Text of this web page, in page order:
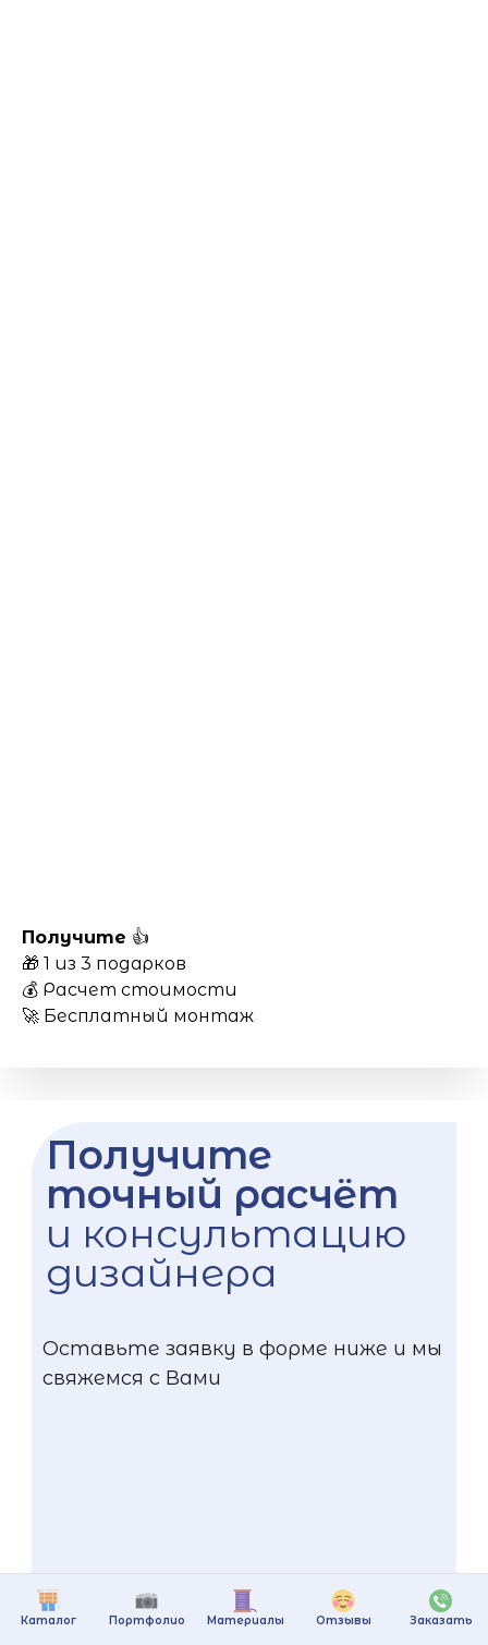
Каталог Портфолио Материалы Отзывы Заказать
Получите 👍
🎁 1 из 3 подарков
💰 Расчет стоимости
🚀 Бесплатный монтаж
Получите
точный расчёт
и консультацию
дизайнера
Оставьте заявку в форме ниже и мы
свяжемся с Вами